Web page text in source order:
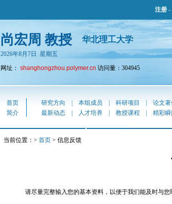
注册 -
尚宏周 教授 华北理工大学
2026年8月7日 星期五
网址： shanghongzhou.polymer.cn 访问量：304945
首页 研究方向 本组成员 科研项目 论文
简介
最新动态 人才培养 教授课程 精彩瞬
当前位置：> 首页 > 信息反馈
请尽量完整输入您的基本资料，以便于我们能及时与您